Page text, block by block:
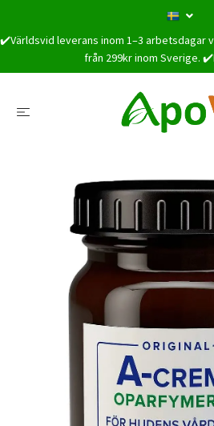
✔️Världsvid leverans inom 1–3 arbetsdagar
från 299kr inom Sverige.